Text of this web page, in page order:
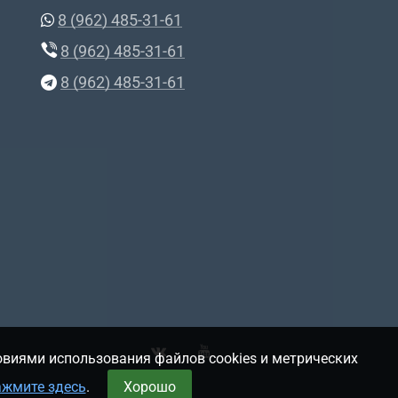
8 (962) 485-31-61
8 (962) 485-31-61
8 (962) 485-31-61
использования файлов cookies и метрических
здесь. Хорошо